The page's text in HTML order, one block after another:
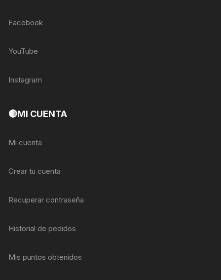
Facebook
YouTube
Instagram
🔴MI CUENTA
Mi cuenta
Crear tu cuenta
Recuperar contraseña
Historial de pedidos
Mis puntos obtenidos